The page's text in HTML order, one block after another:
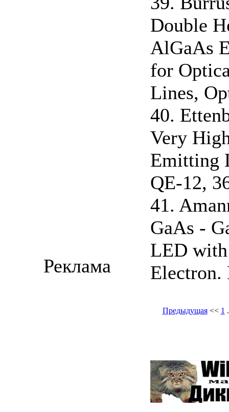
Double
AlGaAs
for
Lines,
40.
Very
Emitting
QE-12,
41.
GaAs -
LED
Electron.
Предыдущая<< 1
Реклама